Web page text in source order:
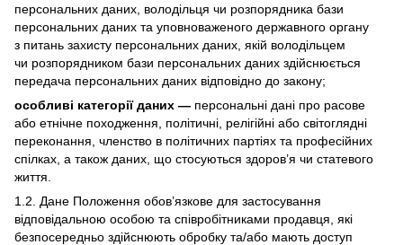
персональних даних, володільця чи розпорядника бази
персональних даних та уповноваженого державного органу
з питань захисту персональних даних, якій володільцем
чи розпорядником бази персональних даних здійснюється
передача персональних даних відповідно до закону;
особливі категорії даних — персональні дані про расове
або етнічне походження, політичні, релігійні або світоглядні
переконання, членство в політичних партіях та професійних
спілках, а також даних, що стосуються здоров’я чи статевого
життя.
1.2. Дане Положення обов’язкове для застосування
відповідальною особою та співробітниками продавця, які
безпосередньо здійснюють обробку та/або мають доступ